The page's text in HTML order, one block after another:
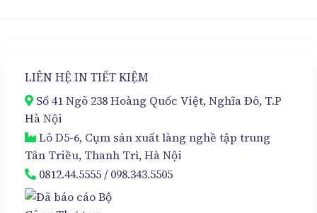
Hoàn
Cấp
LIÊN HỆ IN TIẾT KIỆM
Số 41 Ngõ 238 Hoàng Quốc Việt, Nghĩa Đô, T.P
Hà Nội
Lô D5-6, Cụm sản xuất làng nghề tập trung
Tân Triều, Thanh Trì, Hà Nội
0812.44.5555/098.343.5505